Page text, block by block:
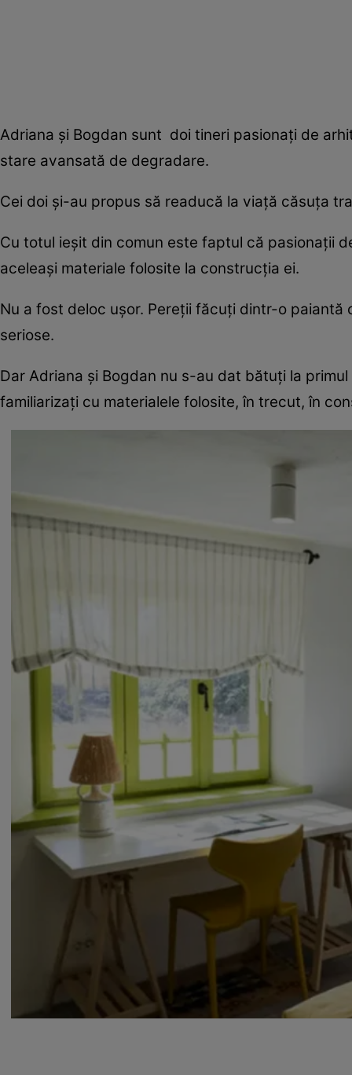
Adriana și Bogdan sunt doi tineri pasionați de
stare avansată de degradare.
Cei doi și-au propus să readucă la viață căsuța
Cu totul ieșit din comun este faptul că pasionații
aceleași materiale folosite la construcția ei.
Nu a fost deloc ușor. Pereții făcuți dintr-o
seriose.
Dar Adriana și Bogdan nu s-au dat bătuți la
familiarizați cu materialele folosite, în trecut, în